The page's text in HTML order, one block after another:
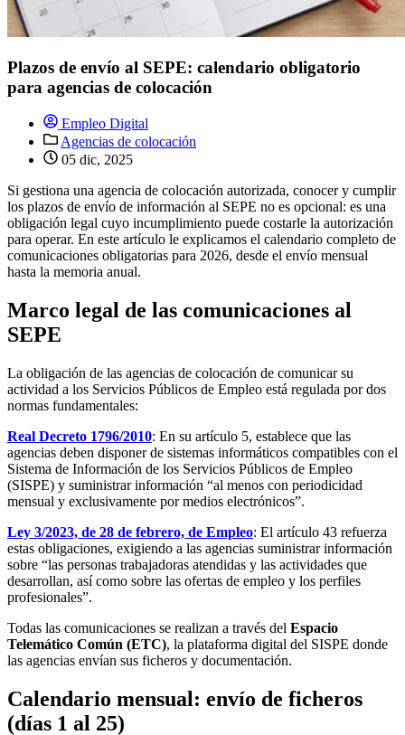
Plazos de envío al SEPE: calendario obligatorio
para agencias de colocación
Empleo Digital
Agencias de colocación
05 dic, 2025
Si gestiona una agencia de colocación autorizada, conocer y cumplir
los plazos de envío de información al SEPE no es opcional: es una
obligación legal cuyo incumplimiento puede costarle la autorización
para operar. En este artículo le explicamos el calendario completo de
comunicaciones obligatorias para 2026, desde el envío mensual
hasta la memoria anual.
Marco legal de las comunicaciones al
SEPE
La obligación de las agencias de colocación de comunicar su
actividad a los Servicios Públicos de Empleo está regulada por dos
normas fundamentales:
Real Decreto 1796/2010: En su artículo 5, establece que las
agencias deben disponer de sistemas informáticos compatibles con el
Sistema de Información de los Servicios Públicos de Empleo
(SISPE) y suministrar información “al menos con periodicidad
mensual y exclusivamente por medios electrónicos”.
Ley 3/2023, de 28 de febrero, de Empleo: El artículo 43 refuerza
estas obligaciones, exigiendo a las agencias suministrar información
sobre “las personas trabajadoras atendidas y las actividades que
desarrollan, así como sobre las ofertas de empleo y los perfiles
profesionales”.
Todas las comunicaciones se realizan a través del Espacio
Telemático Común (ETC), la plataforma digital del SISPE donde
las agencias envían sus ficheros y documentación.
Calendario mensual: envío de ficheros
(días 1 al 25)